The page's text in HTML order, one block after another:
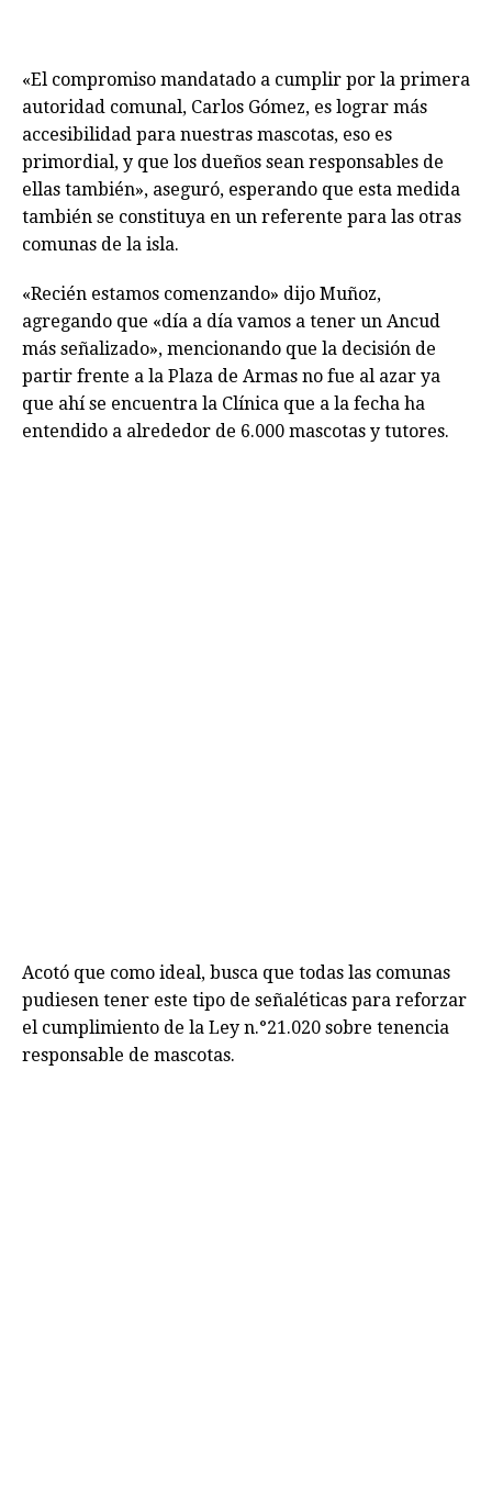
«El compromiso mandatado a cumplir por la primera
autoridad comunal, Carlos Gómez, es lograr más
accesibilidad para nuestras mascotas, eso es
primordial, y que los dueños sean responsables de
ellas también», aseguró, esperando que esta medida
también se constituya en un referente para las otras
comunas de la isla.
«Recién estamos comenzando» dijo Muñoz,
agregando que «día a día vamos a tener un Ancud
más señalizado», mencionando que la decisión de
partir frente a la Plaza de Armas no fue al azar ya
que ahí se encuentra la Clínica que a la fecha ha
entendido a alrededor de 6.000 mascotas y tutores.
Acotó que como ideal, busca que todas las comunas
pudiesen tener este tipo de señaléticas para reforzar
el cumplimiento de la Ley n.°21.020 sobre tenencia
responsable de mascotas.